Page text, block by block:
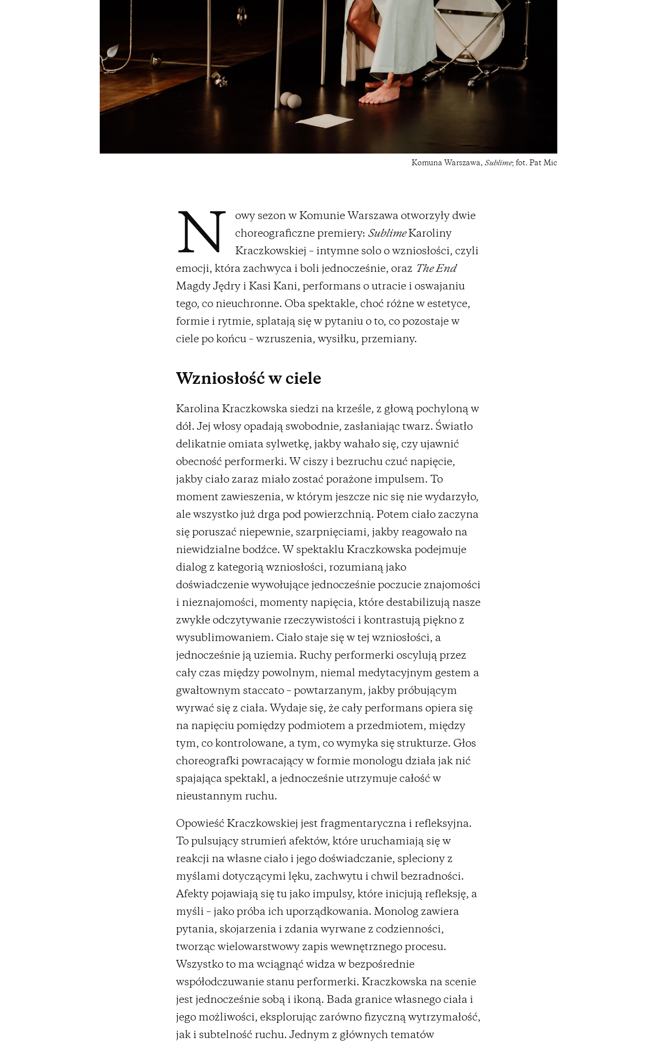
Komuna Warszawa, Sublime; fot. Pat Mic
N
owy sezon w Komunie Warszawa otworzyły dwie
choreograficzne premiery: SublimeKaroliny
Kraczkowskiej – intymne solo o wzniosłości, czyli
emocji, która zachwyca i boli jednocześnie, oraz The End
Magdy Jędry i Kasi Kani, performans o utracie i oswajaniu
tego, co nieuchronne. Oba spektakle, choć różne w estetyce,
formie i rytmie, splatają się w pytaniu o to, co pozostaje w
ciele po końcu – wzruszenia, wysiłku, przemiany.
Wzniosłość w ciele
Karolina Kraczkowska siedzi na krześle, z głową pochyloną w
dół. Jej włosy opadają swobodnie, zasłaniając twarz. Światło
delikatnie omiata sylwetkę, jakby wahało się, czy ujawnić
obecność performerki. W ciszy i bezruchu czuć napięcie,
jakby ciało zaraz miało zostać porażone impulsem. To
moment zawieszenia, w którym jeszcze nic się nie wydarzyło,
ale wszystko już drga pod powierzchnią. Potem ciało zaczyna
się poruszać niepewnie, szarpnięciami, jakby reagowało na
niewidzialne bodźce. W spektaklu Kraczkowska podejmuje
dialog z kategorią wzniosłości, rozumianą jako
doświadczenie wywołujące jednocześnie poczucie znajomości
i nieznajomości, momenty napięcia, które destabilizują nasze
zwykłe odczytywanie rzeczywistości i kontrastują piękno z
wysublimowaniem. Ciało staje się w tej wzniosłości, a
jednocześnie ją uziemia. Ruchy performerki oscylują przez
cały czas między powolnym, niemal medytacyjnym gestem a
gwałtownym staccato – powtarzanym, jakby próbującym
wyrwać się z ciała. Wydaje się, że cały performans opiera się
na napięciu pomiędzy podmiotem a przedmiotem, między
tym, co kontrolowane, a tym, co wymyka się strukturze. Głos
choreografki powracający w formie monologu działa jak nić
spajająca spektakl, a jednocześnie utrzymuje całość w
nieustannym ruchu.
Opowieść Kraczkowskiej jest fragmentaryczna i refleksyjna.
To pulsujący strumień afektów, które uruchamiają się w
reakcji na własne ciało i jego doświadczanie, spleciony z
myślami dotyczącymi lęku, zachwytu i chwil bezradności.
Afekty pojawiają się tu jako impulsy, które inicjują refleksję, a
myśli – jako próba ich uporządkowania. Monolog zawiera
pytania, skojarzenia i zdania wyrwane z codzienności,
tworząc wielowarstwowy zapis wewnętrznego procesu.
Wszystko to ma wciągnąć widza w bezpośrednie
współodczuwanie stanu performerki. Kraczkowska na scenie
jest jednocześnie sobą i ikoną. Bada granice własnego ciała i
jego możliwości, eksplorując zarówno fizyczną wytrzymałość,
jak i subtelność ruchu. Jednym z głównych tematów